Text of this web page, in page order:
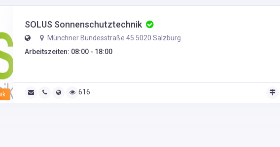
SOLUS Sonnenschutztechnik
Münchner Bundesstraße 45 5020 Salzburg
Arbeitszeiten: 08:00 - 18:00
616